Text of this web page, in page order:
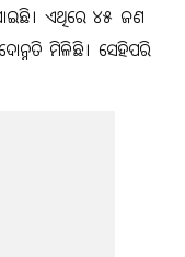
ଏଥିରେ ୪୫ ଜଣ
ମିଳିଛି। ସେହିପରି